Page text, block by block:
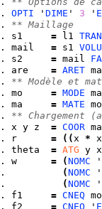
OPTI ' DIME ' 3 '
** Maillage
s1 = l1 TRAN
mail = s1 VOLU
s2 = mail
are = ARET
** Modèle et
mo = MODE
ma = MATE
** Chargement
x y z = COOR
r = ( (x * x
theta = ATG y
w = (NOMC
(NOMC
(NOMC
f1 = CNEQ
f2 = CNEQ '